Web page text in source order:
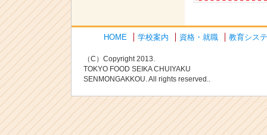
HOME 学校案内 資格・就職 教育シス
（C）Copyright 2013.
TOKYO FOOD SEIKA CHUIYAKU
SENMONGAKKOU. All rights reserved..